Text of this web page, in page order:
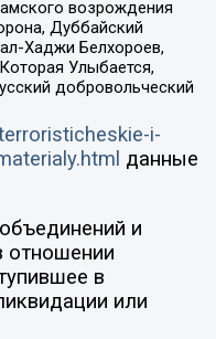
возрождения
Дуббайский
Хаджи Белхороев,
Улыбается,
добровольческий
i-
данные
и
отношении
в
или